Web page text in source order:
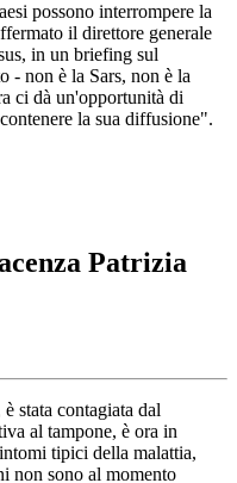
possono interrompere la
il direttore generale
in un briefing sul
- non è la Sars, non è la
ci dà un'opportunità di
la sua diffusione".
Patrizia
stata contagiata dal
al tampone, è ora in
tipici della malattia,
non sono al momento